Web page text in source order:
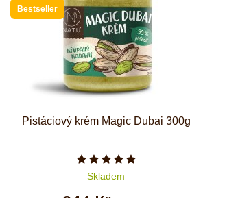
Bestseller
Pistáciový krém Magic Dubai 300g
Počet hvězdiček je 5 z 5
Skladem